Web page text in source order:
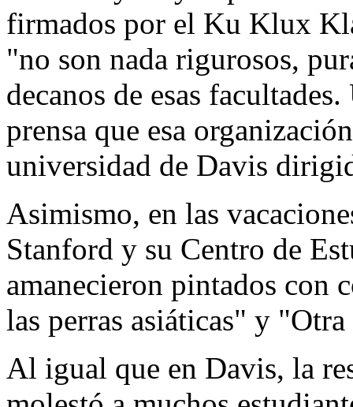
firmados por el Ku Klux
"no son nada rigurosos,
decanos de esas
prensa que esa
universidad de Davis
Asimismo, en las
Stanford y su Centro de
amanecieron pintados con
las perras asiáticas" y
Al igual que en Davis, la